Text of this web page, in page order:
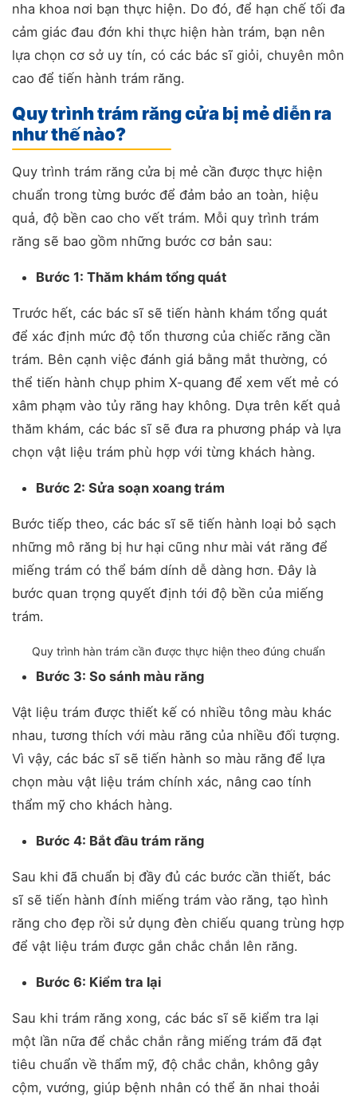
nha khoa nơi bạn thực hiện. Do đó, để hạn chế tối đa
cảm giác đau đớn khi thực hiện hàn trám, bạn nên
lựa chọn cơ sở uy tín, có các bác sĩ giỏi, chuyên môn
cao để tiến hành trám răng.
Quy trình trám răng cửa bị mẻ diễn ra
như thế nào?
Quy trình trám răng cửa bị mẻ cần được thực hiện
chuẩn trong từng bước để đảm bảo an toàn, hiệu
quả, độ bền cao cho vết trám. Mỗi quy trình trám
răng sẽ bao gồm những bước cơ bản sau:
Bước 1: Thăm khám tổng quát
Trước hết, các bác sĩ sẽ tiến hành khám tổng quát
để xác định mức độ tổn thương của chiếc răng cần
trám. Bên cạnh việc đánh giá bằng mắt thường, có
thể tiến hành chụp phim X-quang để xem vết mẻ có
xâm phạm vào tủy răng hay không. Dựa trên kết quả
thăm khám, các bác sĩ sẽ đưa ra phương pháp và lựa
chọn vật liệu trám phù hợp với từng khách hàng.
Bước 2: Sửa soạn xoang trám
Bước tiếp theo, các bác sĩ sẽ tiến hành loại bỏ sạch
những mô răng bị hư hại cũng như mài vát răng để
miếng trám có thể bám dính dễ dàng hơn. Đây là
bước quan trọng quyết định tới độ bền của miếng
trám.
Quy trình hàn trám cần được thực hiện theo đúng chuẩn
Bước 3: So sánh màu răng
Vật liệu trám được thiết kế có nhiều tông màu khác
nhau, tương thích với màu răng của nhiều đối tượng.
Vì vậy, các bác sĩ sẽ tiến hành so màu răng để lựa
chọn màu vật liệu trám chính xác, nâng cao tính
thẩm mỹ cho khách hàng.
Bước 4: Bắt đầu trám răng
Sau khi đã chuẩn bị đầy đủ các bước cần thiết, bác
sĩ sẽ tiến hành đính miếng trám vào răng, tạo hình
răng cho đẹp rồi sử dụng đèn chiếu quang trùng hợp
để vật liệu trám được gắn chắc chắn lên răng.
Bước 6: Kiểm tra lại
Sau khi trám răng xong, các bác sĩ sẽ kiểm tra lại
một lần nữa để chắc chắn rằng miếng trám đã đạt
tiêu chuẩn về thẩm mỹ, độ chắc chắn, không gây
cộm, vướng, giúp bệnh nhân có thể ăn nhai thoải